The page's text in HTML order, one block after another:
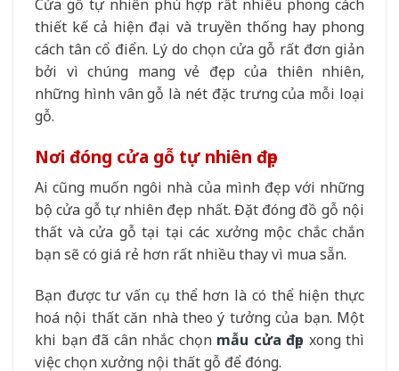
Cửa gỗ tự nhiên phù hợp rất nhiều phong cách
thiết kế cả hiện đại và truyền thống hay phong
cách tân cổ điển. Lý do chọn cửa gỗ rất đơn giản
bởi vì chúng mang vẻ đẹp của thiên nhiên,
những hình vân gỗ là nét đặc trưng của mỗi loại
gỗ.
Nơi đóng cửa gỗ tự nhiên đẹp
Ai cũng muốn ngôi nhà của mình đẹp với những
bộ cửa gỗ tự nhiên đẹp nhất. Đặt đóng đồ gỗ nội
thất và cửa gỗ tại tại các xưởng mộc chắc chắn
bạn sẽ có giá rẻ hơn rất nhiều thay vì mua sẵn.
Bạn được tư vấn cụ thể hơn là có thể hiện thực
hoá nội thất căn nhà theo ý tưởng của bạn. Một
khi bạn đã cân nhắc chọn mẫu cửa đẹp xong thì
việc chọn xưởng nội thất gỗ để đóng.